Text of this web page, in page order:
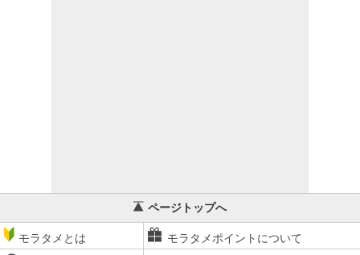
ページトップへ
モラタメとは モラタメポイントについて